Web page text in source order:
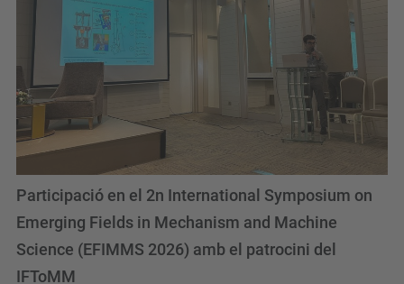
Participació en el 2n International Symposium on
Emerging Fields in Mechanism and Machine
Science (EFIMMS 2026) amb el patrocini del
IFToMM